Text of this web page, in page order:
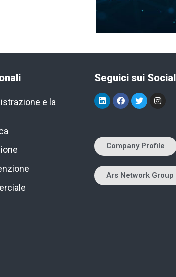
e la
Seguici sui Social
Company Profile
Ars Network Group